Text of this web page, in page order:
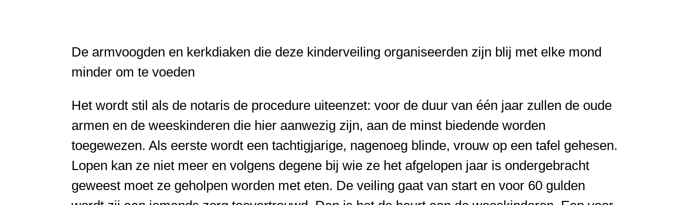
De armvoogden en kerkdiaken die deze kinderveiling organiseerden zijn blij met elke mond
minder om te voeden
Het wordt stil als de notaris de procedure uiteenzet: voor de duur van één jaar zullen de oude
armen en de weeskinderen die hier aanwezig zijn, aan de minst biedende worden
toegewezen. Als eerste wordt een tachtigjarige, nagenoeg blinde, vrouw op een tafel gehesen.
Lopen kan ze niet meer en volgens degene bij wie ze het afgelopen jaar is ondergebracht
geweest moet ze geholpen worden met eten. De veiling gaat van start en voor 60 gulden